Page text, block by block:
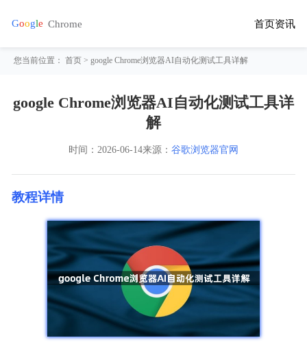
首页资讯
您当前位置：首页 > google Chrome浏览器AI自动化测试工具详解
google Chrome浏览器AI自动化测试工具详
解
时间： 2026-06-14来源： 谷歌浏览器官网
教程详情